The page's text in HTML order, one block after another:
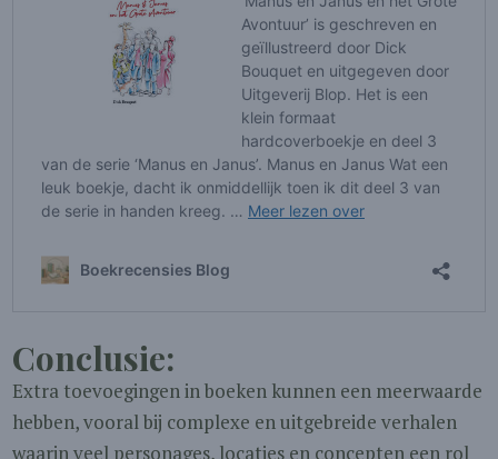
Conclusie:
Extra toevoegingen in boeken kunnen een meerwaarde
hebben, vooral bij complexe en uitgebreide verhalen
waarin veel personages, locaties en concepten een rol